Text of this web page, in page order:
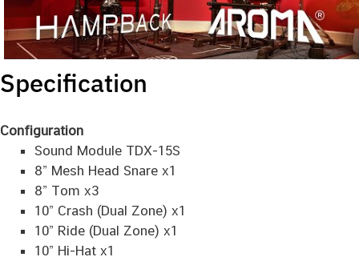
Specification
Configuration
Sound Module TDX-15S
8” Mesh Head Snare x1
8” Tom x3
10” Crash (Dual Zone) x1
10” Ride (Dual Zone) x1
10” Hi-Hat x1